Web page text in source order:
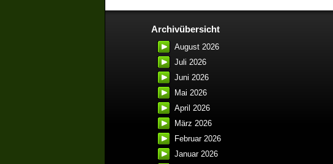
Archivübersicht
August 2026
Juli 2026
Juni 2026
Mai 2026
April 2026
März 2026
Februar 2026
Januar 2026